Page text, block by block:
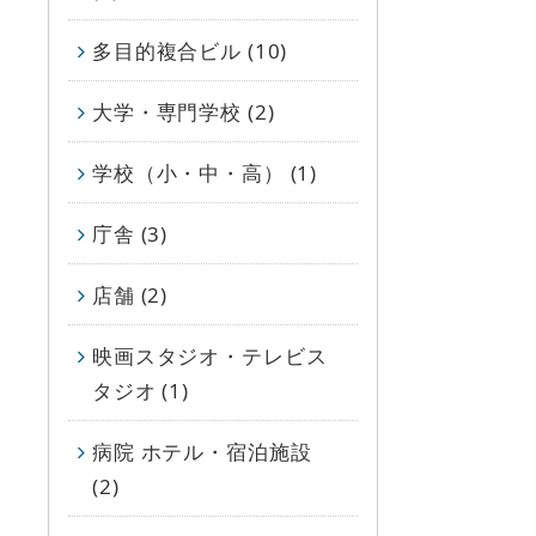
多目的複合ビル (10)
大学・専門学校 (2)
学校（小・中・高） (1)
庁舎 (3)
店舗 (2)
映画スタジオ・テレビス
タジオ (1)
病院 ホテル・宿泊施設
(2)